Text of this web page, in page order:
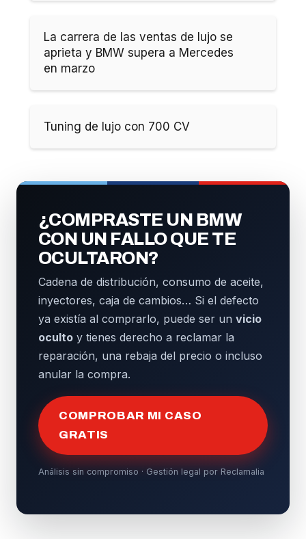
La carrera de las ventas de lujo se
aprieta y BMW supera a Mercedes
en marzo
Tuning de lujo con 700 CV
¿COMPRASTE UN BMW
CON UN FALLO QUE TE
OCULTARON?
Cadena de distribución, consumo de aceite,
inyectores, caja de cambios… Si el defecto
ya existía al comprarlo, puede ser un vicio
oculto y tienes derecho a reclamar la
reparación, una rebaja del precio o incluso
anular la compra.
COMPROBAR MI CASO
GRATIS
Análisis sin compromiso · Gestión legal por Reclamalia